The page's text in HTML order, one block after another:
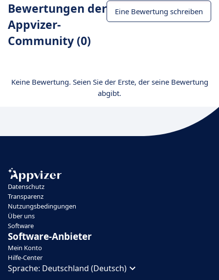
Bewertungen der
Appvizer-
Community (0)
Eine Bewertung schreiben
Keine Bewertung. Seien Sie der Erste, der seine Bewertung
abgibt.
Datenschutz
Transparenz
Nutzungsbedingungen
Über uns
Software
Software-Anbieter
Mein Konto
Hilfe-Center
Sprache: Deutschland (Deutsch)